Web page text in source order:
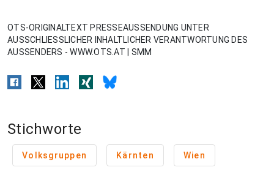
OTS-ORIGINALTEXT PRESSEAUSSENDUNG UNTER
AUSSCHLIESSLICHER INHALTLICHER VERANTWORTUNG DES
AUSSENDERS - WWW.OTS.AT | SMM
Stichworte
Volksgruppen Kärnten Wien